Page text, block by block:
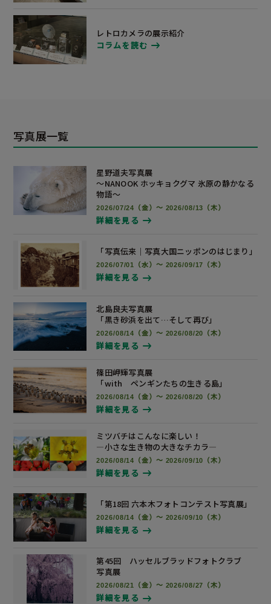
レトロカメラの展示紹介
コラムを読む
写真展一覧
星野道夫写真展
～NANOOK ホッキョクグマ 氷原の静かなる
物語～
2026/07/24（金）～ 2026/08/13（木）
詳細を見る
「写真伝来｜写真大国ニッポンのはじまり」
2026/07/01（水）～ 2026/09/17（木）
詳細を見る
北島良夫写真展
「黒き砂浜を出て…そして再び」
2026/08/14（金）～ 2026/08/20（木）
詳細を見る
篠田岬輝写真展
「with ペンギンたちの生きる島」
2026/08/14（金）～ 2026/08/20（木）
詳細を見る
ミツバチはこんなに楽しい！
―小さな生き物の大きなチカラ―
2026/08/14（金）～ 2026/09/10（木）
詳細を見る
「第18回 六本木フォトコンテスト写真展」
2026/08/14（金）～ 2026/09/10（木）
詳細を見る
第45回 ハッセルブラッドフォトクラブ
写真展
2026/08/21（金）～ 2026/08/27（木）
詳細を見る